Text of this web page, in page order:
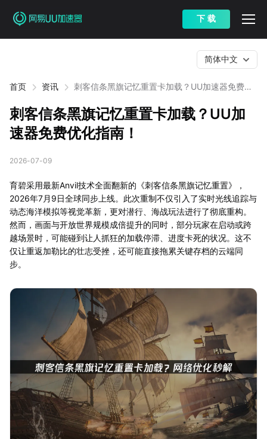
下 载
首页 资讯
刺客信条黑旗记忆重置卡加载？UU加速器免费优
简体中文
刺客信条黑旗记忆重置卡加载？UU加
速器免费优化指南！
2026-07-09
育碧采用最新Anvil技术全面翻新的《刺客信条黑旗记忆重置》，
2026年7月9日全球同步上线。此次重制不仅引入了实时光线追踪与
动态海洋模拟等视觉革新，更对潜行、海战玩法进行了彻底重构。
然而，画面与开放世界规模成倍提升的同时，部分玩家在启动或跨
越场景时，可能碰到让人抓狂的加载停滞、进度卡死的状况。这不
仅让重返加勒比的壮志受挫，还可能直接拖累关键存档的云端同
步。